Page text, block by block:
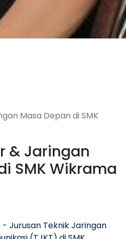
Masa Depan di SMK
& Jaringan
SMK Wikrama
- Jurusan Teknik Jaringan